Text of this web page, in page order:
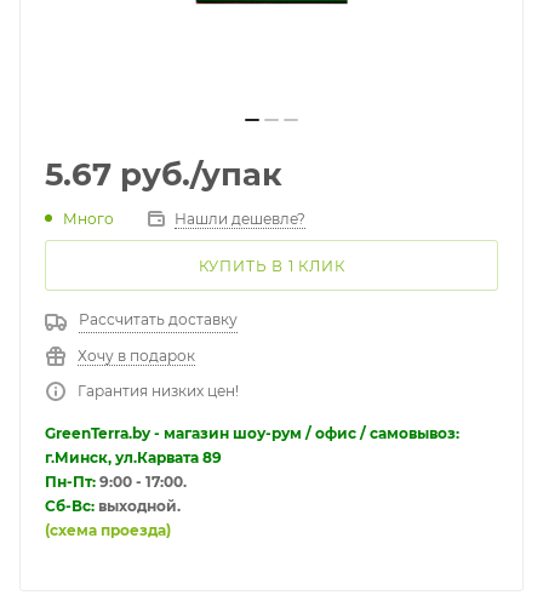
5.67 руб./упак
Много Нашли дешевле?
КУПИТЬ В 1 КЛИК
Рассчитать доставку
Хочу в подарок
Гарантия низких цен!
GreenTerra.by - магазин шоу-рум / офис / самовывоз:
г.Минск, ул.Карвата 89
Пн-Пт: 9:00 - 17:00.
Сб-Вс: выходной.
(схема проезда)